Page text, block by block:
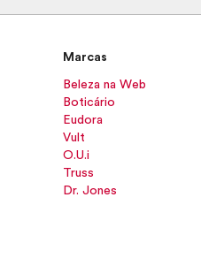
Marcas
Beleza na Web
Boticário
Eudora
Vult
O.U.i
Truss
Dr. Jones